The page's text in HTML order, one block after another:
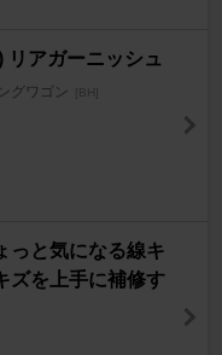
リアガーニッシュ
グワゴン [BH]
っと気になる線キ
ズを上手に補修す